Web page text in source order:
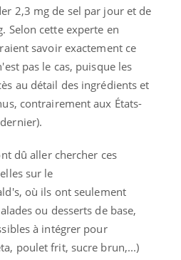
2,3 mg de sel par jour et de
Selon cette experte en
savoir exactement ce
pas le cas, puisque les
au détail des ingrédients et
contrairement aux États-
dû aller chercher ces
sur le
où ils ont seulement
ou desserts de base,
à intégrer pour
poulet frit, sucre brun,...)